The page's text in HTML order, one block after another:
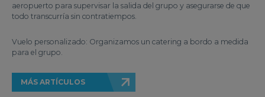
aeropuerto para supervisar la salida del grupo y asegurarse de que
todo transcurría sin contratiempos.
Vuelo personalizado: Organizamos un catering a bordo a medida
para el grupo.
MÁS ARTÍCULOS